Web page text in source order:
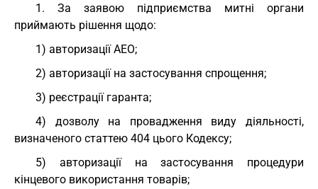
1. За заявою підприємства митні органи
приймають рішення щодо:
1) авторизації АЕО;
2) авторизації на застосування спрощення;
3) реєстрації гаранта;
4) дозволу на провадження виду діяльності,
визначеного статтею 404 цього Кодексу;
5) авторизації на застосування процедури
кінцевого використання товарів;